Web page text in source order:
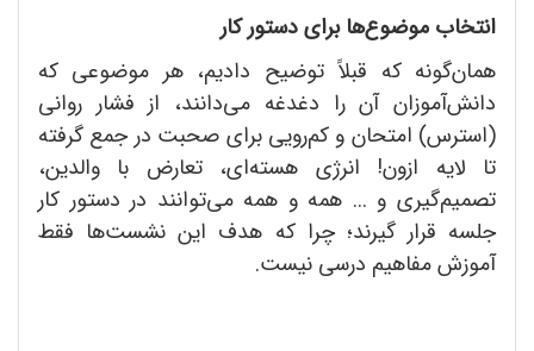
انتخاب موضوع‌ها برای دستور کار
همان‌گونه که قبلاً توضیح دادیم، هر موضوعی که
دانش‌آموزان آن را دغدغه می‌دانند، از فشار روانی
(استرس) امتحان و کم‌رویی برای صحبت در جمع گرفته
تا لایه ازون! انرژی هسته‌ای، تعارض با والدین،
تصمیم‌گیری و ... همه و همه می‌توانند در دستور کار
جلسه قرار گیرند؛ چرا که هدف این نشست‌ها فقط
آموزش مفاهیم درسی نیست.